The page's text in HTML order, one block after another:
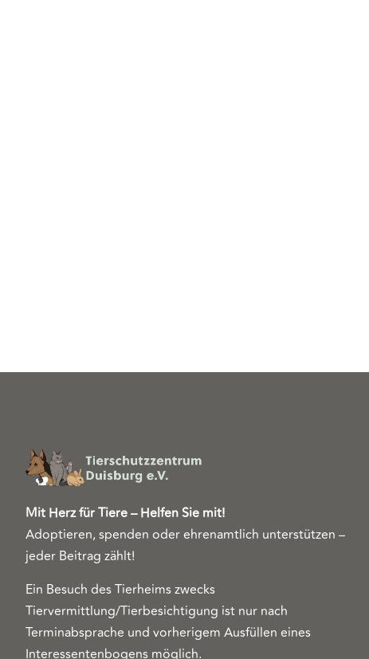
Mit Herz für Tiere – Helfen Sie mit!
Adoptieren, spenden oder ehrenamtlich unterstützen –
jeder Beitrag zählt!
Ein Besuch des Tierheims zwecks
Tiervermittlung/Tierbesichtigung ist nur nach
Terminabsprache und vorherigem Ausfüllen eines
Interessentenbogens möglich.